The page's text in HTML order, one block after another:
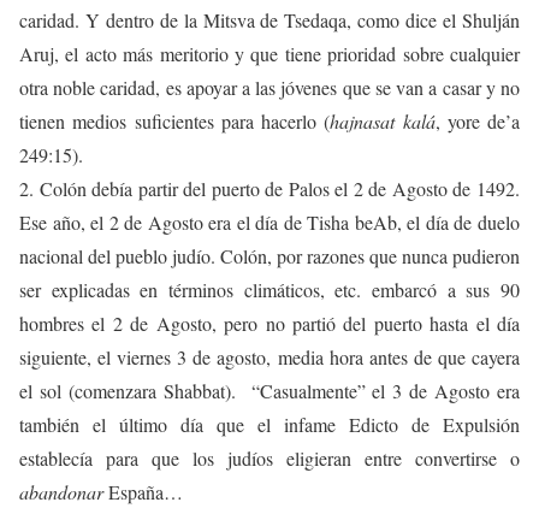
caridad. Y dentro de la Mitsva de Tsedaqa, como dice el Shulján
Aruj, el acto más meritorio y que tiene prioridad sobre cualquier
otra noble caridad, es apoyar a las jóvenes que se van a casar y no
tienen medios suficientes para hacerlo (hajnasat kalá, yore de’a
249:15).
2. Colón debía partir del puerto de Palos el 2 de Agosto de 1492.
Ese año, el 2 de Agosto era el día de Tisha beAb, el día de duelo
nacional del pueblo judío. Colón, por razones que nunca pudieron
ser explicadas en términos climáticos, etc. embarcó a sus 90
hombres el 2 de Agosto, pero no partió del puerto hasta el día
siguiente, el viernes 3 de agosto, media hora antes de que cayera
el sol (comenzara Shabbat). “Casualmente” el 3 de Agosto era
también el último día que el infame Edicto de Expulsión
establecía para que los judíos eligieran entre convertirse o
abandonarEspaña…